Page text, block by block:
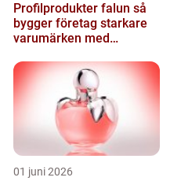
Profilprodukter falun så
bygger företag starkare
varumärken med
01 juni 2026